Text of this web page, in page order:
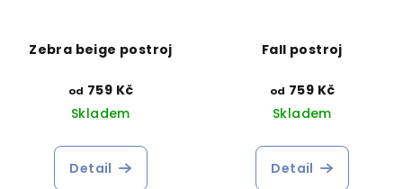
Zebra beige postroj
od 759 Kč
Skladem
Detail
Fall postroj
od 759 Kč
Skladem
Detail